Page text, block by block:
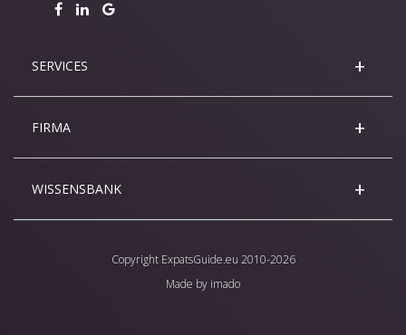
SERVICES
FIRMA
WISSENSBANK
Copyright ExpatsGuide.eu 2010-2026
Made by imado